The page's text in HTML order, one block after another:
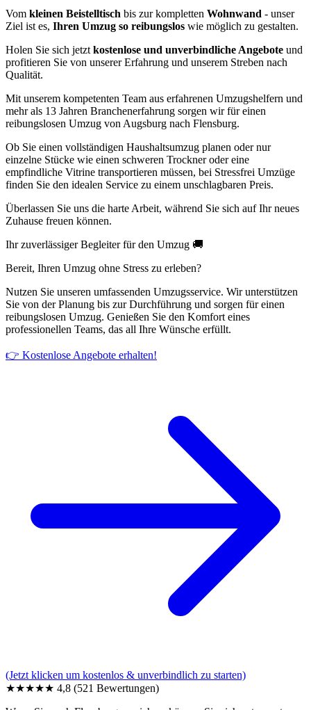
Vom kleinen Beistelltisch bis zur kompletten Wohnwand - unser
Ziel ist es, Ihren Umzug so reibungslos wie möglich zu gestalten.
Holen Sie sich jetzt kostenlose und unverbindliche Angebote und
profitieren Sie von unserer Erfahrung und unserem Streben nach
Qualität.
Mit unserem kompetenten Team aus erfahrenen Umzugshelfern und
mehr als 13 Jahren Branchenerfahrung sorgen wir für einen
reibungslosen Umzug von Augsburg nach Flensburg.
Ob Sie einen vollständigen Haushaltsumzug planen oder nur
einzelne Stücke wie einen schweren Trockner oder eine
empfindliche Vitrine transportieren müssen, bei Stressfrei Umzüge
finden Sie den idealen Service zu einem unschlagbaren Preis.
Überlassen Sie uns die harte Arbeit, während Sie sich auf Ihr neues
Zuhause freuen können.
Ihr zuverlässiger Begleiter für den Umzug 🚚
Bereit, Ihren Umzug ohne Stress zu erleben?
Nutzen Sie unseren umfassenden Umzugsservice. Wir unterstützen
Sie von der Planung bis zur Durchführung und sorgen für einen
reibungslosen Umzug. Genießen Sie den Komfort eines
professionellen Teams, das all Ihre Wünsche erfüllt.
👉 Kostenlose Angebote erhalten!
(Jetzt klicken um kostenlos & unverbindlich zu starten)
★★★★★ 4,8 (521 Bewertungen)